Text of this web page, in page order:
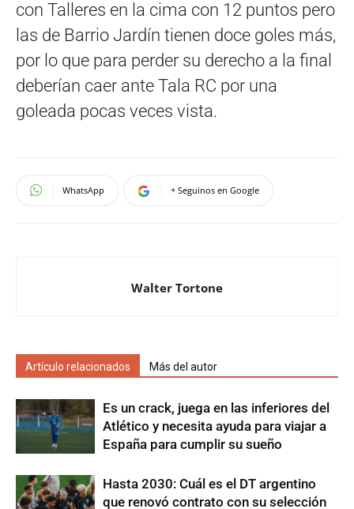
con Talleres en la cima con 12 puntos pero
las de Barrio Jardín tienen doce goles más,
por lo que para perder su derecho a la final
deberían caer ante Tala RC por una
goleada pocas veces vista.
WhatsApp + Seguinos en Google
Walter Tortone
Artículo relacionados Más del autor
Es un crack, juega en las inferiores del
Atlético y necesita ayuda para viajar a
España para cumplir su sueño
Hasta 2030: Cuál es el DT argentino
que renovó contrato con su selección